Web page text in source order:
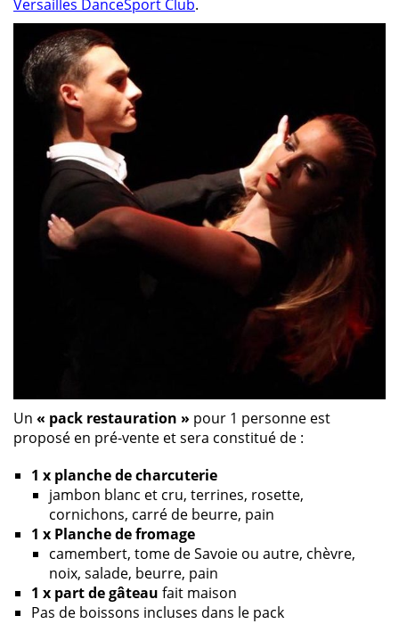
Versailles DanceSport Club.
Un « pack restauration » pour 1 personne est
proposé en pré-vente et sera constitué de :
1 x planche de charcuterie
jambon blanc et cru, terrines, rosette,
cornichons, carré de beurre, pain
1 x Planche de fromage
camembert, tome de Savoie ou autre, chèvre,
noix, salade, beurre, pain
1 x part de gâteau fait maison
Pas de boissons incluses dans le pack